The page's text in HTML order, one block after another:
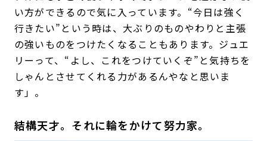
い方ができるので気に入っています。“今日は強く
行きたい”という時は、大ぶりのものやわりと主張
の強いものをつけたくなることもあります。ジュエ
リーって、“よし、これをつけていくぞ”と気持ちを
しゃんとさせてくれる力があるんやなと思いま
す」。
結構天才。それに輪をかけて努力家。